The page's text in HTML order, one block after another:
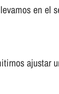
en el
ajustar